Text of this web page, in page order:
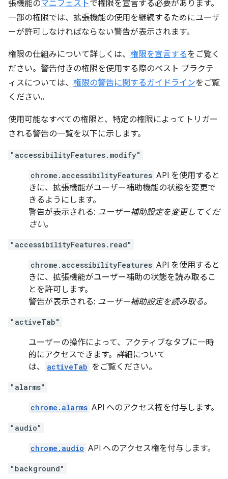
張機能のマニフェストで権限を宣言する必要があります。
一部の権限では、拡張機能の使用を継続するためにユーザ
ーが許可しなければならない警告が表示されます。
権限の仕組みについて詳しくは、 権限を宣言するをご覧く
ださい。警告付きの権限を使用する際のベスト プラクテ
ィスについては、 権限の警告に関するガイドラインをご覧
ください。
使用可能なすべての権限と、特定の権限によってトリガー
される警告の一覧を以下に示します。
"accessibilityFeatures.modify"
chrome.accessibilityFeatures API を使用すると
きに、拡張機能がユーザー補助機能の状態を変更で
きるようにします。
警告が表示される: ユーザー補助設定を変更してくだ
さい。
"accessibilityFeatures.read"
chrome.accessibilityFeatures API を使用すると
きに、拡張機能がユーザー補助の状態を読み取るこ
とを許可します。
警告が表示される: ユーザー補助設定を読み取る。
"activeTab"
ユーザーの操作によって、アクティブなタブに一時
的にアクセスできます。詳細について
は、
activeTab をご覧ください。
"alarms"
chrome.alarms API へのアクセス権を付与します。
"audio"
chrome.audio API へのアクセス権を付与します。
"background"